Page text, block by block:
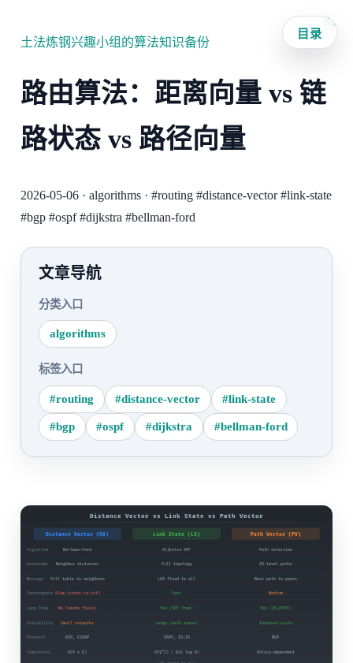
土法炼钢兴趣小组的算法知识备份
路由算法：距离向量 vs 链
路状态 vs 路径向量
2026-05-06· algorithms· #routing #distance-vector #link-state
#bgp #ospf #dijkstra #bellman-ford
文章导航
分类入口
algorithms
标签入口
#routing #distance-vector #link-state
#bgp #ospf #dijkstra #bellman-ford
目录